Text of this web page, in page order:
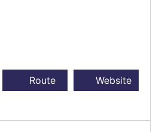
Route Website